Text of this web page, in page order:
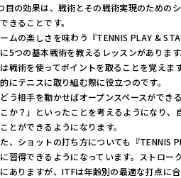
目の効果は、戦術とその戦術実現のための
きることです。
ムの楽しさを味わう『TENNIS PLAY &
5つの基本戦術を教えるレッスンがありま
戦術を使ってポイントを取ることを覚えま
にテニスに取り組む際に役立つのです。
どう相手を動かせばオープンスペースができ
か？」といったことを考えるようになり、
とができるようになります。
、ショットの打ち方についても『TENNIS
習得できるようになっています。ストロー
ありますが、ITFは年齢別の最適な打点に